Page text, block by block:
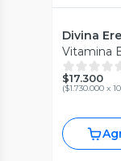
Divina
Vitamina
$17.300
($1.730.000 x